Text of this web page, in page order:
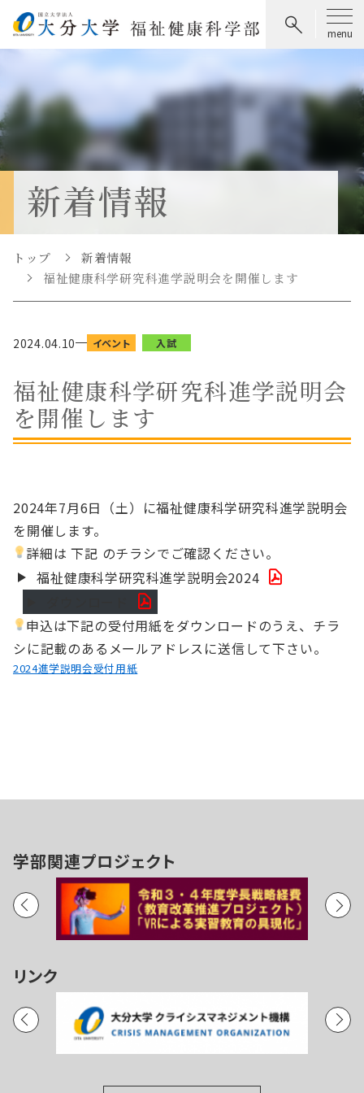
新着情報
トップ
新着情報
福祉健康科学研究科進学説明会を開催します
2024.04.10 イベント 入試
福祉健康科学研究科進学説明会
を開催します
2024年7月6日（土）に福祉健康科学研究科進学説明会
を開催します。
詳細は 下記 のチラシでご確認ください。
福祉健康科学研究科進学説明会2024
申込は下記の受付用紙をダウンロードのうえ、チラ
シに記載のあるメールアドレスに送信して下さい。
2024進学説明会受付用紙
学部関連プロジェクト
リンク